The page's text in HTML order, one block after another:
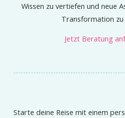
Wissen zu vertiefen und neue
Transformation zu
Jetzt Beratung
Starte deine Reise mit einem